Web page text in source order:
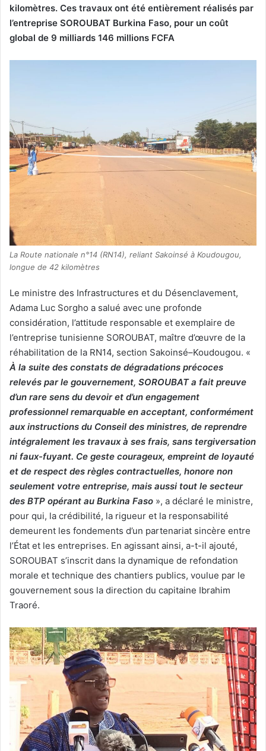
kilomètres. Ces travaux ont été entièrement réalisés par
l’entreprise SOROUBAT Burkina Faso, pour un coût
global de 9 milliards 146 millions FCFA
La Route nationale n°14 (RN14), reliant Sakoinsé à Koudougou,
longue de 42 kilomètres
Le ministre des Infrastructures et du Désenclavement,
Adama Luc Sorgho a salué avec une profonde
considération, l’attitude responsable et exemplaire de
l’entreprise tunisienne SOROUBAT, maître d’œuvre de la
réhabilitation de la RN14, section Sakoinsé–Koudougou. «
À la suite des constats de dégradations précoces
relevés par le gouvernement, SOROUBAT a fait preuve
d’un rare sens du devoir et d’un engagement
professionnel remarquable en acceptant, conformément
aux instructions du Conseil des ministres, de reprendre
intégralement les travaux à ses frais, sans tergiversation
ni faux-fuyant. Ce geste courageux, empreint de loyauté
et de respect des règles contractuelles, honore non
seulement votre entreprise, mais aussi tout le secteur
des BTP opérant au Burkina Faso », a déclaré le ministre,
pour qui, la crédibilité, la rigueur et la responsabilité
demeurent les fondements d’un partenariat sincère entre
l’État et les entreprises. En agissant ainsi, a-t-il ajouté,
SOROUBAT s’inscrit dans la dynamique de refondation
morale et technique des chantiers publics, voulue par le
gouvernement sous la direction du capitaine Ibrahim
Traoré.